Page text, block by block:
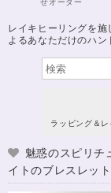
レイキヒーリングを
よるあなただけのハ
ラッピング＆
魅惑のスピリチ
イトのブレスレッ